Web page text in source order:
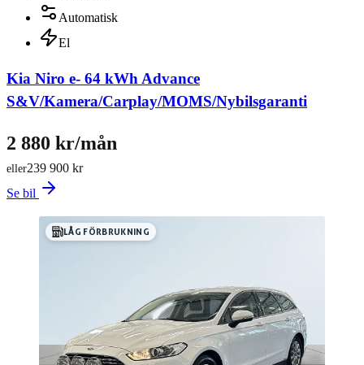
Automatisk
El
Kia Niro e- 64 kWh Advance
S&V/Kamera/Carplay/MOMS/Nybilsgaranti
239 900 kr
eller
2 880 kr/mån
Se bil
LÅG FÖRBRUKNING